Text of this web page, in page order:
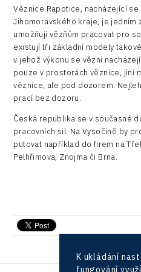
LAM-X
Virtual Lab
Manufacturing
Rail
Road
Connectivity
Data services
Devices
R&D
Příhraničí
Společenská odpovědnost
Technická infrastruktura
Technické vzdělávání
Zaměstnanost
Představení průběžného
Pasportizace
Věznice Rapotice, nacházející
Jihomoravského kraje, je jedním
umožňují vězňům pracovat pro
existují tři základní modely
v jehož výkonu se vězni
pouze v prostorách věznice, jiní
věznice, ale pod dozorem.
prací bez dozoru.
Česká republika se v současné
pracovních sil. Na Vysočině by
putovat například do firem na
Pelhřimova, Znojma či Brna.
K ukládání
fungování